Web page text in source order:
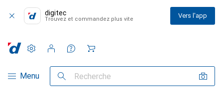
digitec
Trouvez et commandez plus vite Vers l'app
Navigation par catégorie
Menu Recherche
Paramètres
Compte client
Listes de comparaison
Listes d'envies
Panier